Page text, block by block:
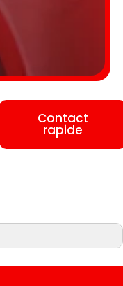
Contact
rapide